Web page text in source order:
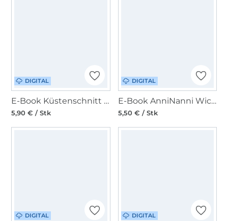
DIGITAL
E-Book Küstenschnitt Damen Knotenbluse Monnja
5,90 € / Stk
DIGITAL
E-Book AnniNanni Wickelshirt/Sommerbluse Damen
5,50 € / Stk
DIGITAL DIGITAL